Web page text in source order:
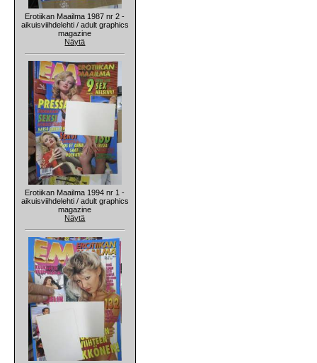
Erotiikan Maailma 1987 nr 2 -
aikuisviihdelehti / adult graphics
magazine
Näytä
Erotiikan Maailma 1994 nr 1 -
aikuisviihdelehti / adult graphics
magazine
Näytä